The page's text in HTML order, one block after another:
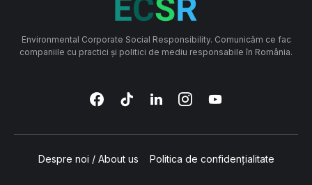
Environmental Corporate Social Responsibility. Comunicăm ce fac
companiile cu practici și politici de mediu responsabile în România.
Despre noi / About us Politica de confidențialitate